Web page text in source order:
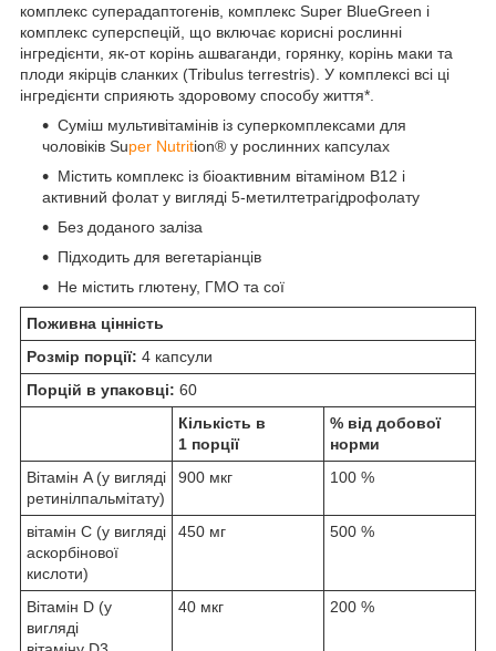
комплекс суперадаптогенів, комплекс Super BlueGreen і
комплекс суперспецій, що включає корисні рослинні
інгредієнти, як-от корінь ашваганди, горянку, корінь маки та
плоди якірців сланких (Tribulus terrestris). У комплексі всі ці
інгредієнти сприяють здоровому способу життя*.
Суміш мультивітамінів із суперкомплексами для
чоловіків Super Nutrition® у рослинних капсулах
Містить комплекс із біоактивним вітаміном B12 і
активний фолат у вигляді 5-метилтетрагідрофолату
Без доданого заліза
Підходить для вегетаріанців
Не містить глютену, ГМО та сої
Поживна цінність
Розмір порції: 4 капсули
Порцій в упаковці: 60
Кількість в
1 порції
% від добової
норми
Вітамін A (у вигляді
ретинілпальмітату)
900 мкг 100 %
вітамін C (у вигляді
аскорбінової
кислоти)
450 мг 500 %
Вітамін D (у
вигляді
40 мкг 200 %